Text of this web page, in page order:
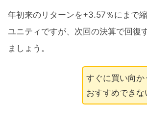
年初来のリターンを+3.57％にまで
ユニティですが、次回の決算で回復
ましょう。
すぐに買い向か
おすすめできな